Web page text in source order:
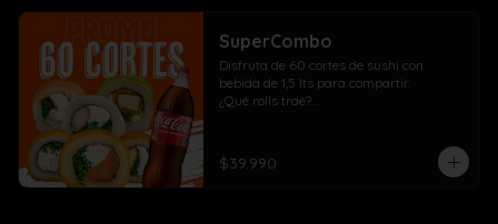
SuperCombo
Disfruta de 60 cortes de sushi con
bebida de 1,5 lts para compartir.
¿Qué rolls trae?
10 Kanikama, cebollín, queso crema
envuelto en panko
$39.990